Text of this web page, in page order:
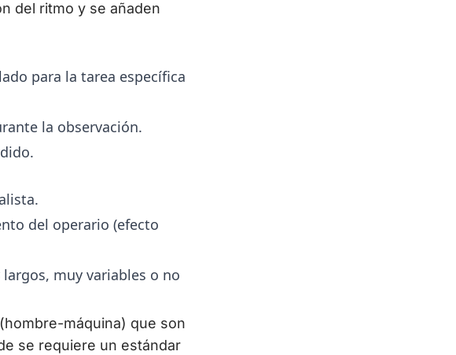
del ritmo y se añaden
para la tarea específica
la observación.
del operario (efecto
muy variables o no
máquina) que son
se requiere un estándar